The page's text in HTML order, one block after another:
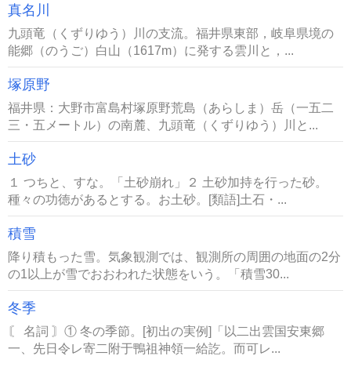
真名川
九頭竜（くずりゆう）川の支流。福井県東部，岐阜県境の
能郷（のうご）白山（1617m）に発する雲川と，...
塚原野
福井県：大野市富島村塚原野荒島（あらしま）岳（一五二
三・五メートル）の南麓、九頭竜（くずりゆう）川と...
土砂
１ つちと、すな。「土砂崩れ」２ 土砂加持を行った砂。
種々の功徳があるとする。お土砂。[類語]土石・...
積雪
降り積もった雪。気象観測では、観測所の周囲の地面の2分
の1以上が雪でおおわれた状態をいう。「積雪30...
冬季
〘 名詞 〙① 冬の季節。[初出の実例]「以二出雲国安東郷
一、先日令レ寄二附于鴨祖神領一給訖。而可レ...